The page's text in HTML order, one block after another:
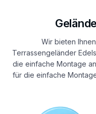
Wir bieten
Terrassengeländer
die einfache Montage
für die einfache